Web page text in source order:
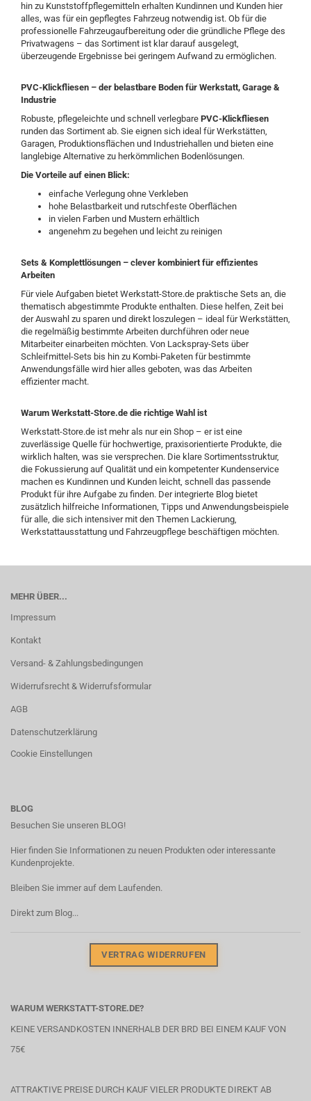
hin zu Kunststoffpflegemitteln erhalten Kundinnen und Kunden hier
alles, was für ein gepflegtes Fahrzeug notwendig ist. Ob für die
professionelle Fahrzeugaufbereitung oder die gründliche Pflege des
Privatwagens – das Sortiment ist klar darauf ausgelegt,
überzeugende Ergebnisse bei geringem Aufwand zu ermöglichen.
PVC-Klickfliesen – der belastbare Boden für Werkstatt, Garage &
Industrie
Robuste, pflegeleichte und schnell verlegbare PVC-Klickfliesen
runden das Sortiment ab. Sie eignen sich ideal für Werkstätten,
Garagen, Produktionsflächen und Industriehallen und bieten eine
langlebige Alternative zu herkömmlichen Bodenlösungen.
Die Vorteile auf einen Blick:
einfache Verlegung ohne Verkleben
hohe Belastbarkeit und rutschfeste Oberflächen
in vielen Farben und Mustern erhältlich
angenehm zu begehen und leicht zu reinigen
Sets & Komplettlösungen – clever kombiniert für effizientes
Arbeiten
Für viele Aufgaben bietet Werkstatt-Store.de praktische Sets an, die
thematisch abgestimmte Produkte enthalten. Diese helfen, Zeit bei
der Auswahl zu sparen und direkt loszulegen – ideal für Werkstätten,
die regelmäßig bestimmte Arbeiten durchführen oder neue
Mitarbeiter einarbeiten möchten. Von Lackspray-Sets über
Schleifmittel-Sets bis hin zu Kombi-Paketen für bestimmte
Anwendungsfälle wird hier alles geboten, was das Arbeiten
effizienter macht.
Warum Werkstatt-Store.de die richtige Wahl ist
Werkstatt-Store.de ist mehr als nur ein Shop – er ist eine
zuverlässige Quelle für hochwertige, praxisorientierte Produkte, die
wirklich halten, was sie versprechen. Die klare Sortimentsstruktur,
die Fokussierung auf Qualität und ein kompetenter Kundenservice
machen es Kundinnen und Kunden leicht, schnell das passende
Produkt für ihre Aufgabe zu finden. Der integrierte Blog bietet
zusätzlich hilfreiche Informationen, Tipps und Anwendungsbeispiele
für alle, die sich intensiver mit den Themen Lackierung,
Werkstattausstattung und Fahrzeugpflege beschäftigen möchten.
MEHR ÜBER...
Impressum
Kontakt
Versand- & Zahlungsbedingungen
Widerrufsrecht & Widerrufsformular
AGB
Datenschutzerklärung
Cookie Einstellungen
BLOG
Besuchen Sie unseren BLOG!
Hier finden Sie Informationen zu neuen Produkten oder interessante
Kundenprojekte.
Bleiben Sie immer auf dem Laufenden.
Direkt zum Blog...
VERTRAG WIDERRUFEN
WARUM WERKSTATT-STORE.DE?
KEINE VERSANDKOSTEN INNERHALB DER BRD BEI EINEM KAUF VON
75€
ATTRAKTIVE PREISE DURCH KAUF VIELER PRODUKTE DIREKT AB